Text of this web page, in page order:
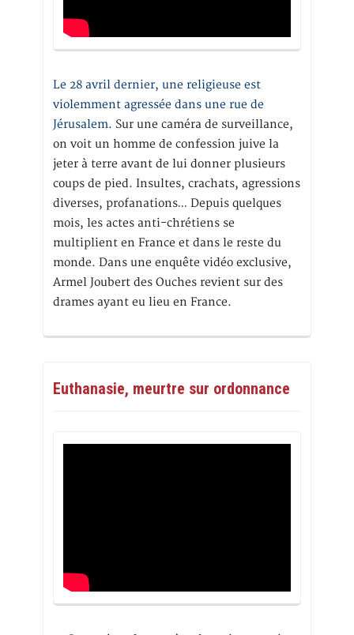
Le 28 avril dernier, une religieuse est
violemment agressée dans une rue de
Jérusalem. Sur une caméra de surveillance,
on voit un homme de confession juive la
jeter à terre avant de lui donner plusieurs
coups de pied. Insultes, crachats, agressions
diverses, profanations… Depuis quelques
mois, les actes anti-chrétiens se
multiplient en France et dans le reste du
monde. Dans une enquête vidéo exclusive,
Armel Joubert des Ouches revient sur des
drames ayant eu lieu en France.
Euthanasie, meurtre sur ordonnance